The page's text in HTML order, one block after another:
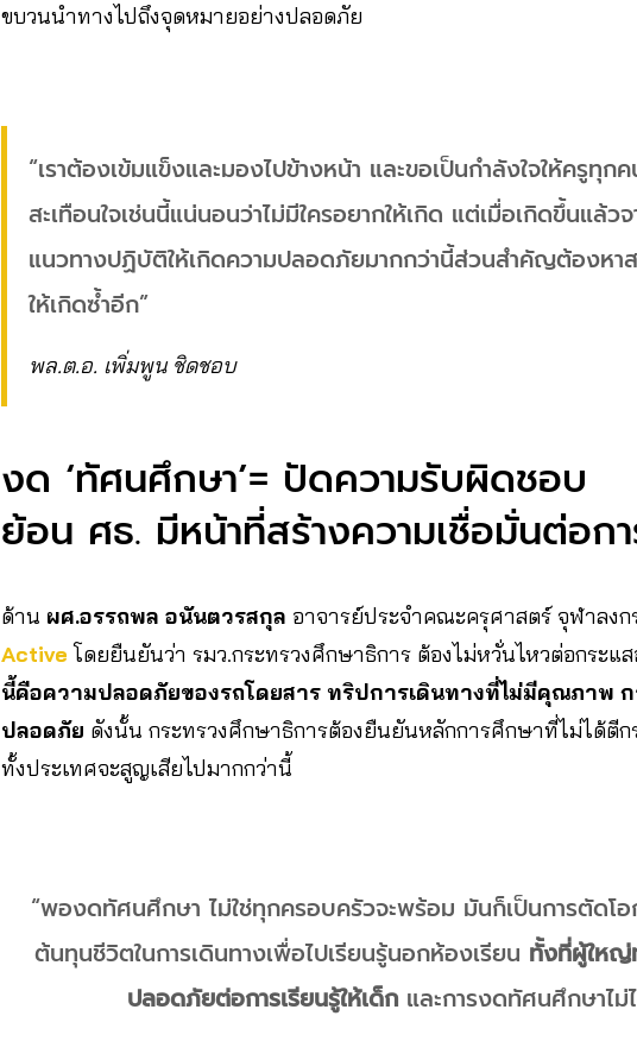
ขบวนนำทางไปถึงจุดหมายอย่างปลอดภัย
“เราต้องเข้มแข็งและมองไปข้างหน้า และขอเป็นกำลังใจให้ครูทุ
สะเทือนใจเช่นนี้แน่นอนว่าไม่มีใครอยากให้เกิด แต่เมื่อเกิดขึ้นแล้
แนวทางปฏิบัติให้เกิดความปลอดภัยมากกว่านี้ส่วนสำคัญต้องหา
ให้เกิดซ้ำอีก”
พล.ต.อ. เพิ่มพูน ชิดชอบ
งด ‘ทัศนศึกษา’= ปัดความรับผิดชอบ
ย้อน ศธ. มีหน้าที่สร้างความเชื่อมั่นต่อก
ด้าน ผศ.อรรถพล อนันตวรสกุล อาจารย์ประจำคณะครุศาสตร์ จุฬาลง
Active โดยยืนยันว่า รมว.กระทรวงศึกษาธิการ ต้องไม่หวั่นไหวต่อกระ
นี้คือความปลอดภัยของรถโดยสาร ทริปการเดินทางที่ไม่มีคุณภาพ
ปลอดภัย ดังนั้น กระทรวงศึกษาธิการต้องยืนยันหลักการศึกษาที่ไม่ได้ตีก
ทั้งประเทศจะสูญเสียไปมากกว่านี้
“พองดทัศนศึกษา ไม่ใช่ทุกครอบครัวจะพร้อม มันก็เป็นการตัดโ
ต้นทุนชีวิตในการเดินทางเพื่อไปเรียนรู้นอกห้องเรียน ทั้งที่ผู้ใหญ่
ปลอดภัยต่อการเรียนรู้ให้เด็ก และการงดทัศนศึกษาไม่